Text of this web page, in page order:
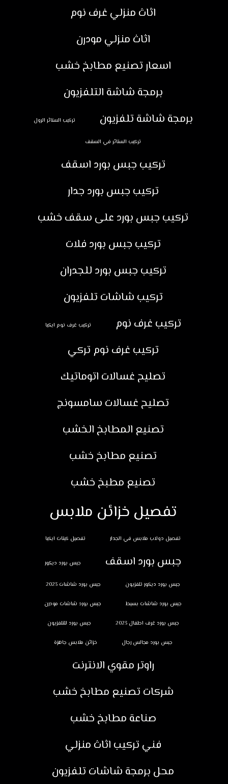
اثاث منزلي غرف نوم
اثاث منزلي مودرن
اسعار تصنيع مطابخ خشب
برمجة شاشة التلفزيون
برمجة شاشة تلفزيون
تركيب الستائر الرول
تركيب الستائر في السقف
تركيب جبس بورد اسقف
تركيب جبس بورد جدار
تركيب جبس بورد على سقف خشب
تركيب جبس بورد فلات
تركيب جبس بورد للجدران
تركيب شاشات تلفزيون
تركيب غرف نوم
تركيب غرف نوم ايكيا
تركيب غرف نوم تركي
تصليح غسالات اتوماتيك
تصليح غسالات سامسونج
تصنيع المطابخ الخشب
تصنيع مطابخ خشب
تصنيع مطبخ خشب
تفصيل خزائن ملابس
تفصيل دولاب ملابس في الجدار تفصيل كبتات ايكيا
جبس بورد اسقف جبس بورد ديكور
جبس بورد ديكور تلفزيون جبس بورد شاشات 2023
جبس بورد شاشات بسيط جبس بورد شاشات مودرن
جبس بورد غرف اطفال 2023 جبس بورد للتلفزيون
جبس بورد مجالس رجال خزائن ملابس جاهزة
راوتر مقوي الانترنت
شركات تصنيع مطابخ خشب
صناعة مطابخ خشب
فني تركيب اثاث منزلي
محل برمجة شاشات تلفزيون